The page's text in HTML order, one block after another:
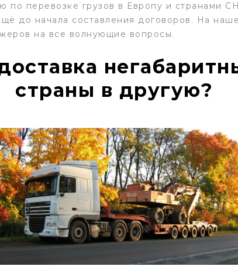
по перевозке грузов в Европу и странами
до начала составления договоров. На
на все волнующие вопросы.
страны в другую?